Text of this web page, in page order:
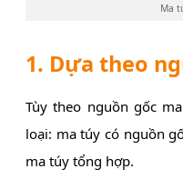
Ma
1. Dựa theo
Tùy theo nguồn gốc
loại: ma túy có nguồn
ma túy tổng hợp.